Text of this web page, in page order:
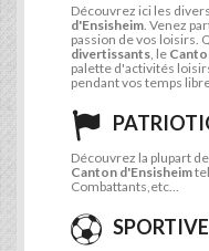
Découvrez ici les
d'Ensisheim . Venez
passion de vos loisirs.
divertissants , le
palette d'activités
pendant vos temps
Découvrez la plupart
Canton d'Ensisheim
Combattants,etc...